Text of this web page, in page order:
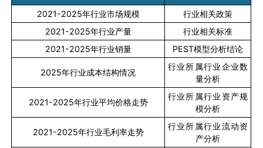
2021-2025年行业市场规模
行业相关政策
2021-2025年行业产量
行业相关标准
2021-2025年行业销量 PEST模型分析结论
2025年行业成本结构情况
行业所属行业企业数
量分析
2021-2025年行业平均价格走势
行业所属行业资产规
模分析
2021-2025年行业毛利率走势
行业所属行业流动资
产分析